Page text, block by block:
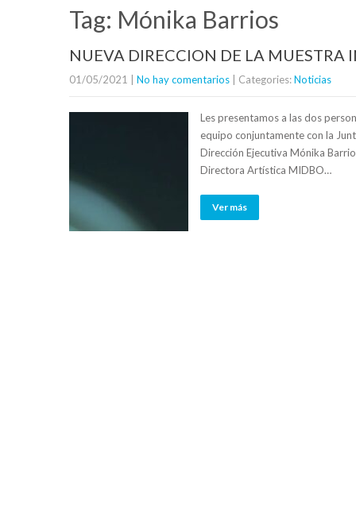
Tag: Mónika Barrios
NUEVA DIRECCION DE LA
01/05/2021 No hay comentarios | Categories:Noticias
Les presentamos a las dos
equipo conjuntamente con la
Dirección Ejecutiva Mónika
Directora Artística MIDBO…
Ver más